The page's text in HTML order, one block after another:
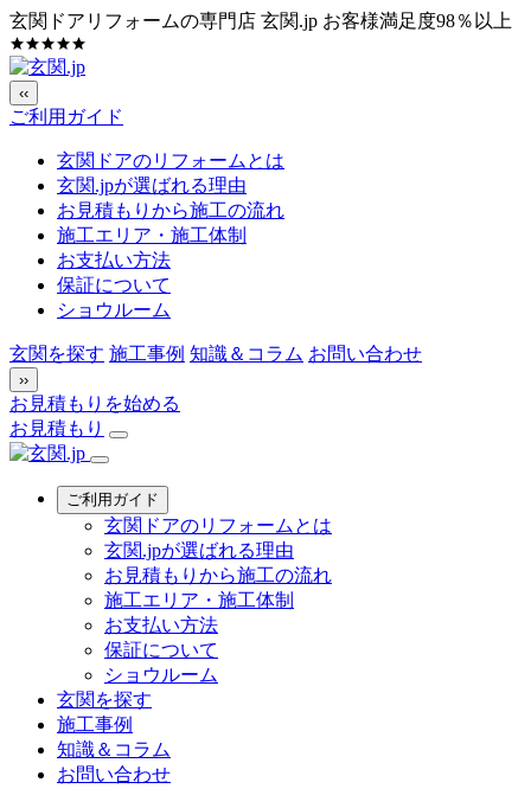
玄関ドアリフォームの専門店 玄関.jp お客様満足度98％以上
‹‹
ご利用ガイド
玄関ドアのリフォームとは
玄関.jpが選ばれる理由
お見積もりから施工の流れ
施工エリア・施工体制
お支払い方法
保証について
ショウルーム
玄関を探す 施工事例 知識＆コラム お問い合わせ
››
お見積もりを始める
お見積もり
ご利用ガイド
玄関ドアのリフォームとは
玄関.jpが選ばれる理由
お見積もりから施工の流れ
施工エリア・施工体制
お支払い方法
保証について
ショウルーム
玄関を探す
施工事例
知識＆コラム
お問い合わせ